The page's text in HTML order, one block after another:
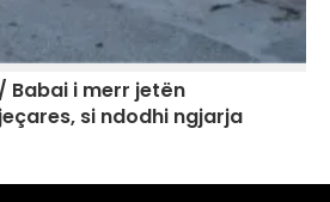
Babai i merr jetën
si ndodhi ngjarja